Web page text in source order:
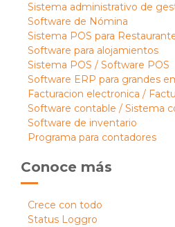
Sistema administrativo de
Software de Nómina
Sistema POS para
Software para alojamientos
Sistema POS / Software POS
Software ERP para grandes
Facturacion electronica /
Software contable / Sistema
Software de inventario
Programa para contadores
Conoce más
Crece con todo
Status Loggro